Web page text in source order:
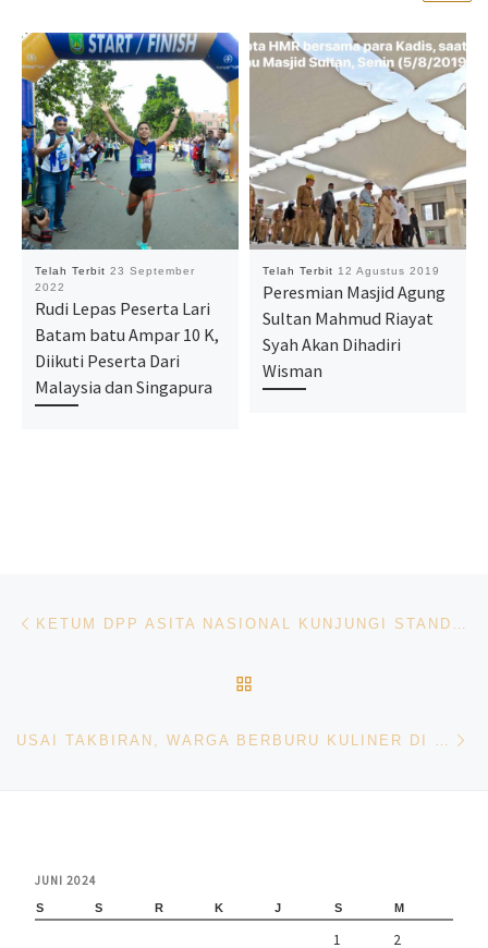
Telah Terbit 23 September
2022
Rudi Lepas Peserta Lari
Batam batu Ampar 10 K,
Diikuti Peserta Dari
Malaysia dan Singapura
Telah Terbit 12 Agustus 2019
Peresmian Masjid Agung
Sultan Mahmud Riayat
Syah Akan Dihadiri
Wisman
Navigasi pos
JUNI 2024
S S R K J S M
1 2